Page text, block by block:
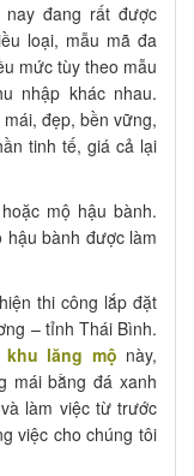
đang rất được
loại, mẫu mã đa
mức tùy theo mẫu
nhập khác nhau.
đẹp, bền vững,
tinh tế, giá cả lại
mộ hậu bành.
hậu bành được làm
thi công lắp đặt
– tỉnh Thái Bình.
khu lăng mộ này,
mái bằng đá xanh
làm việc từ trước
việc cho chúng tôi